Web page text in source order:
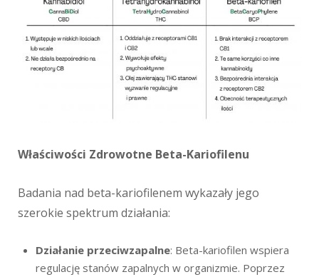
Właściwości Zdrowotne Beta-Kariofilenu
Badania nad beta-kariofilenem wykazały jego
szerokie spektrum działania:
Działanie przeciwzapalne: Beta-kariofilen wspiera
regulację stanów zapalnych w organizmie. Poprzez